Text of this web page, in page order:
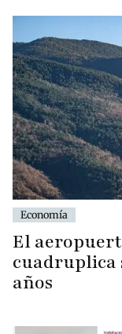
Economía
El
cuadruplica
años